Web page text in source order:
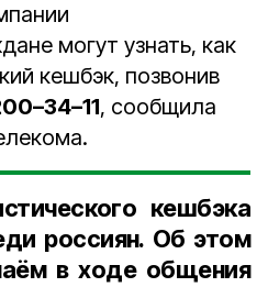
могут узнать, как
кешбэк, позвонив
, сообщила
кешбэка
россиян. Об этом
в ходе общения